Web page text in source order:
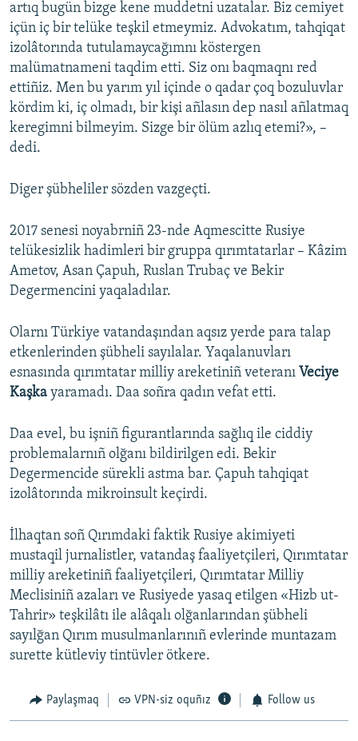
artıq bugün bizge kene muddetni uzatalar. Biz cemiyet
içün iç bir telüke teşkil etmeymiz. Advokatım, tahqiqat
izolâtorında tutulamaycağımnı köstergen
malümatnameni taqdim etti. Siz onı baqmaqnı red
ettiñiz. Men bu yarım yıl içinde o qadar çoq bozuluvlar
kördim ki, iç olmadı, bir kişi añlasın dep nasıl añlatmaq
keregimni bilmeyim. Sizge bir ölüm azlıq etemi?», –
dedi.
Diger şübheliler sözden vazgeçti.
2017 senesi noyabrniñ 23-nde Aqmescitte Rusiye
telükesizlik hadimleri bir gruppa qırımtatarlar – Kâzim
Ametov, Asan Çapuh, Ruslan Trubaç ve Bekir
Degermencini yaqaladılar.
Olarnı Türkiye vatandaşından aqsız yerde para talap
etkenlerinden şübheli sayılalar. Yaqalanuvları
esnasında qırımtatar milliy areketiniñ veteranı Veciye
Kaşka yaramadı. Daa soñra qadın vefat etti.
Daa evel, bu işniñ figurantlarında sağlıq ile ciddiy
problemalarnıñ olğanı bildirilgen edi. Bekir
Degermencide sürekli astma bar. Çapuh tahqiqat
izolâtorında mikroinsult keçirdi.
İlhaqtan soñ Qırımdaki faktik Rusiye akimiyeti
mustaqil jurnalistler, vatandaş faaliyetçileri, Qırımtatar
milliy areketiniñ faaliyetçileri, Qırımtatar Milliy
Meclisiniñ azaları ve Rusiyede yasaq etilgen «Hizb ut-
Tahrir» teşkilâtı ile alâqalı olğanlarından şübheli
sayılğan Qırım musulmanlarınıñ evlerinde muntazam
surette kütleviy tintüvler ötkere.
Paylaşmaq VPN-siz oquñız Follow us